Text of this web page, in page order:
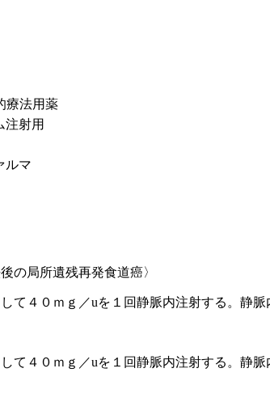
療法用薬
注射用
ルマ
の局所遺残再発食道癌〉
て４０ｍｇ／uを１回静脈内注射する。静
て４０ｍｇ／uを１回静脈内注射する。静